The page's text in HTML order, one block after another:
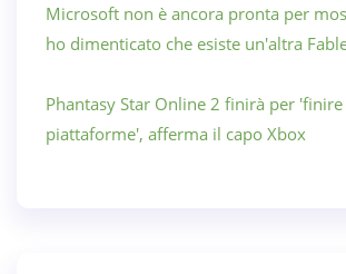
Microsoft non è ancora pronta per
ho dimenticato che esiste un'altra
Phantasy Star Online 2 finirà per
piattaforme', afferma il capo Xbox